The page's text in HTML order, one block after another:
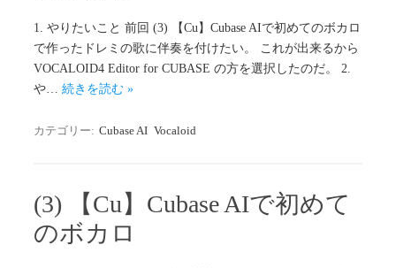
1. やりたいこと 前回 (3) 【Cu】Cubase AIで初めてのボカロ
で作ったドレミの歌に伴奏を付けたい。 これが出来るから
VOCALOID4 Editor for CUBASE の方を選択したのだ。 2.
や… 続きを読む »
カテゴリー: Cubase AI Vocaloid
(3) 【Cu】Cubase AIで初めて
のボカロ